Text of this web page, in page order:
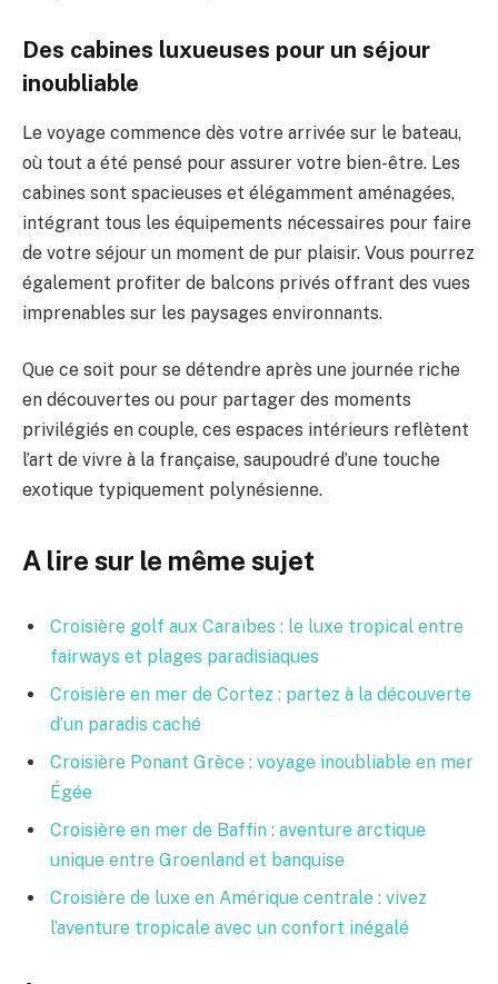
Des cabines luxueuses pour un séjour
inoubliable
Le voyage commence dès votre arrivée sur le bateau,
où tout a été pensé pour assurer votre bien-être. Les
cabines sont spacieuses et élégamment aménagées,
intégrant tous les équipements nécessaires pour faire
de votre séjour un moment de pur plaisir. Vous pourrez
également profiter de balcons privés offrant des vues
imprenables sur les paysages environnants.
Que ce soit pour se détendre après une journée riche
en découvertes ou pour partager des moments
privilégiés en couple, ces espaces intérieurs reflètent
l’art de vivre à la française, saupoudré d’une touche
exotique typiquement polynésienne.
A lire sur le même sujet
Croisière golf aux Caraïbes : le luxe tropical entre
fairways et plages paradisiaques
Croisière en mer de Cortez : partez à la découverte
d’un paradis caché
Croisière Ponant Grèce : voyage inoubliable en mer
Égée
Croisière en mer de Baffin : aventure arctique
unique entre Groenland et banquise
Croisière de luxe en Amérique centrale : vivez
l’aventure tropicale avec un confort inégalé